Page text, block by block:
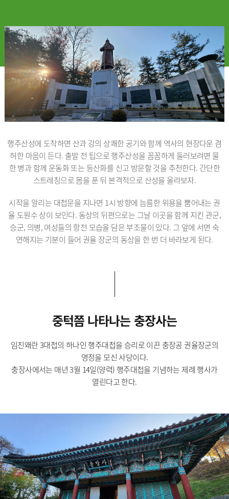
행주산성에 도착하면 산과 강의 상쾌한 공기와 함께 역사의 현장다운 겸
허한 마음이 든다. 출발 전 팁으로 행주산성을 꼼꼼하게 둘러보려면 물
한 병과 함께 운동화 또는 등산화를 신고 방문할 것을 추천한다. 간단한
스트레칭으로 몸을 푼 뒤 본격적으로 산성을 올라보자.
시작을 알리는 대첩문을 지나면 1시 방향에 늠름한 위용을 뿜어내는 권
율 도원수 상이 보인다. 동상의 뒤편으로는 그날 이곳을 함께 지킨 관군,
승군, 의병, 여성들의 항전 모습을 담은 부조물이 있다. 그 앞에 서면 숙
연해지는 기분이 들어 권율 장군의 동상을 한 번 더 바라보게 된다.
중턱쯤 나타나는 충장사는
임진왜란 3대첩의 하나인 행주대첩을 승리로 이끈 충장공 권율장군의
영정을 모신 사당이다.
충장사에서는 매년 3월 14일(양력) 행주대첩을 기념하는 제례 행사가
열린다고 한다.